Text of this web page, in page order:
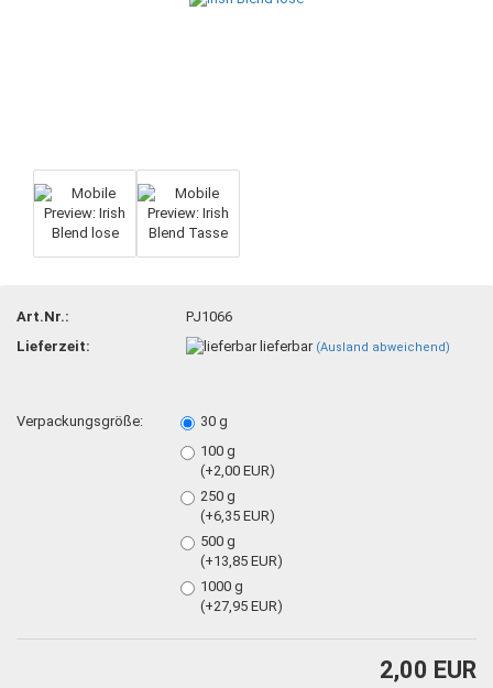
Art.Nr.:
PJ1066
Lieferzeit:
lieferbar (Ausland abweichend)
Verpackungsgröße:
30 g
100 g
(+2,00 EUR)
250 g
(+6,35 EUR)
500 g
(+13,85 EUR)
1000 g
(+27,95 EUR)
2,00 EUR